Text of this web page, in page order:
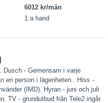
6012 kr/mån
1:a hand
Dusch - Gemensam i varje
en person i lägenheten.. Hiss -
(IMD). Hyran - juni och juli
TV - grundutbud från Tele2 ingår.